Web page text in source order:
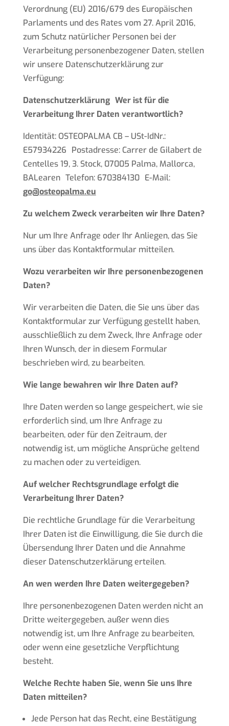
Verordnung (EU) 2016/679 des Europäischen
Parlaments und des Rates vom 27. April 2016,
zum Schutz natürlicher Personen bei der
Verarbeitung personenbezogener Daten, stellen
wir unsere Datenschutzerklärung zur
Verfügung:
Datenschutzerklärung Wer ist für die
Verarbeitung Ihrer Daten verantwortlich?
Identität: OSTEOPALMA CB – USt-IdNr.:
E57934226 Postadresse: Carrer de Gilabert de
Centelles 19, 3. Stock, 07005 Palma, Mallorca,
BALearen Telefon: 670384130 E-Mail:
go@osteopalma.eu
Zu welchem Zweck verarbeiten wir Ihre Daten?
Nur um Ihre Anfrage oder Ihr Anliegen, das Sie
uns über das Kontaktformular mitteilen.
Wozu verarbeiten wir Ihre personenbezogenen
Daten?
Wir verarbeiten die Daten, die Sie uns über das
Kontaktformular zur Verfügung gestellt haben,
ausschließlich zu dem Zweck, Ihre Anfrage oder
Ihren Wunsch, der in diesem Formular
beschrieben wird, zu bearbeiten.
Wie lange bewahren wir Ihre Daten auf?
Ihre Daten werden so lange gespeichert, wie sie
erforderlich sind, um Ihre Anfrage zu
bearbeiten, oder für den Zeitraum, der
notwendig ist, um mögliche Ansprüche geltend
zu machen oder zu verteidigen.
Auf welcher Rechtsgrundlage erfolgt die
Verarbeitung Ihrer Daten?
Die rechtliche Grundlage für die Verarbeitung
Ihrer Daten ist die Einwilligung, die Sie durch die
Übersendung Ihrer Daten und die Annahme
dieser Datenschutzerklärung erteilen.
An wen werden Ihre Daten weitergegeben?
Ihre personenbezogenen Daten werden nicht an
Dritte weitergegeben, außer wenn dies
notwendig ist, um Ihre Anfrage zu bearbeiten,
oder wenn eine gesetzliche Verpflichtung
besteht.
Welche Rechte haben Sie, wenn Sie uns Ihre
Daten mitteilen?
Jede Person hat das Recht, eine Bestätigung